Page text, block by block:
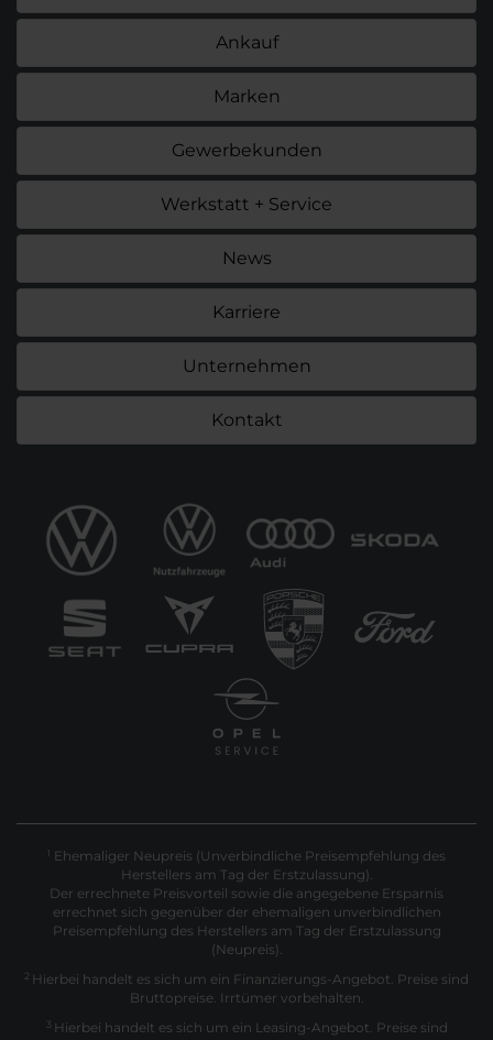
Ankauf
Marken
Gewerbekunden
Werkstatt + Service
News
Karriere
Unternehmen
Kontakt
1 Ehemaliger Neupreis (Unverbindliche Preisempfehlung des
Herstellers am Tag der Erstzulassung).
Der errechnete Preisvorteil sowie die angegebene Ersparnis
errechnet sich gegenüber der ehemaligen unverbindlichen
Preisempfehlung des Herstellers am Tag der Erstzulassung
(Neupreis).
2 Hierbei handelt es sich um ein Finanzierungs-Angebot. Preise sind
Bruttopreise. Irrtümer vorbehalten.
3 Hierbei handelt es sich um ein Leasing-Angebot. Preise sind